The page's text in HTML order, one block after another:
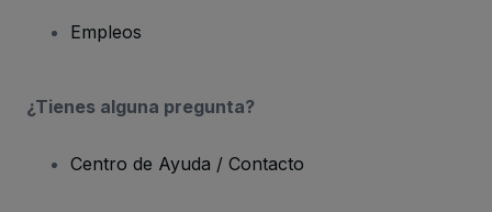
Empleos
¿Tienes alguna pregunta?
Centro de Ayuda / Contacto